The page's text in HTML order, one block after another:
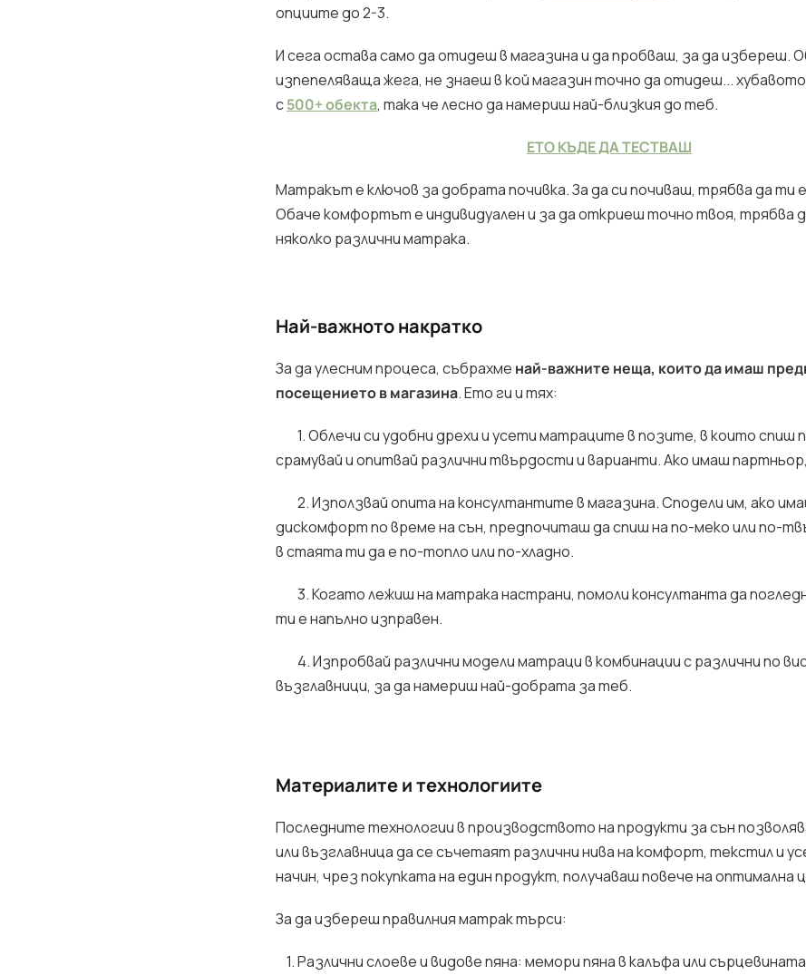
опциите до 2-3.
И сега остава само да отидеш в магазина и да пробваш, за да избереш.
изпепеляваща жега, не знаеш в кой магазин точно да отидеш...
с500+ обекта, така че лесно да намериш най-близкия до теб.
EТО КЪДЕ ДА ТЕСТВАШ
Матракът е ключов за добрата почивка. За да си почиваш, трябва да ти
Обаче комфортът е индивидуален и за да откриеш точно твоя, трябва
няколко различни матрака.
Най-важното накратко
За да улесним процеса, събрахме най-важните неща, които да имаш
посещението в магазина. Ето ги и тях:
1. Облечи си удобни дрехи и усети матраците в позите, в които спиш
срамувай и опитвай различни твърдости и варианти. Ако имаш
2. Използвай опита на консултантите в магазина. Сподели им, ако
дискомфорт по време на сън, предпочиташ да спиш на по-меко или по-
в стаята ти да е по-топло или по-хладно.
3. Когато лежиш на матрака настрани, помоли консултанта да
ти е напълно изправен.
4. Изпробвай различни модели матраци в комбинации с различни по
възглавници, за да намериш най-добрата за теб.
Материалите и технологиите
Последните технологии в производството на продукти за сън
или възглавница да се съчетаят различни нива на комфорт, текстил и
начин, чрез покупката на един продукт, получаваш повече на оптимална
За да избереш правилния матрак търси:
1. Различни слоеве и видове пяна: мемори пяна в калъфа или